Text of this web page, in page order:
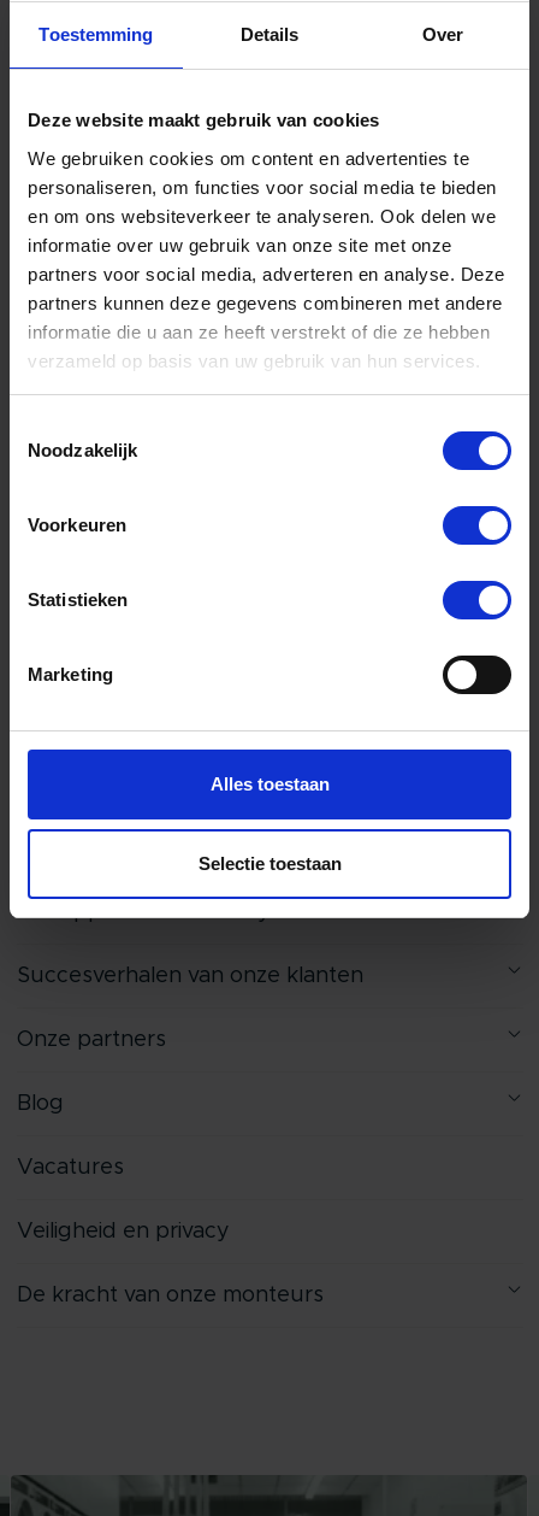
Toestemming Details Over
Deze website maakt gebruik van cookies
We gebruiken cookies om content en advertenties te
personaliseren, om functies voor social media te bieden
en om ons websiteverkeer te analyseren. Ook delen we
informatie over uw gebruik van onze site met onze
partners voor social media, adverteren en analyse. Deze
partners kunnen deze gegevens combineren met andere
informatie die u aan ze heeft verstrekt of die ze hebben
verzameld op basis van uw gebruik van hun services.
Noodzakelijk
Voorkeuren
Statistieken
Marketing
Alles toestaan
Selectie toestaan
De toppers van Laundry Total
Succesverhalen van onze klanten
Onze partners
Blog
Vacatures
Veiligheid en privacy
De kracht van onze monteurs
Advies aanvraag
van deze gegevens, raadpleeg onze